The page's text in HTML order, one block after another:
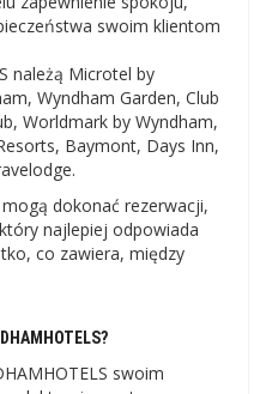
swoim klientom
należą Microtel by
Wyndham Garden, Club
Worldmark by Wyndham,
Baymont, Days Inn,
dokonać rezerwacji,
najlepiej odpowiada
co zawiera, między
swoim